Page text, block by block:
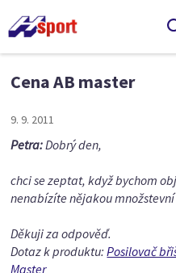
Cena AB master
9. 9. 2011
Petra:Dobrý den,
chci se zeptat, když bychom
nenabízíte nějakou množstevní
Děkuji za odpověď.
Dotaz k produktu:Posilovač
Master